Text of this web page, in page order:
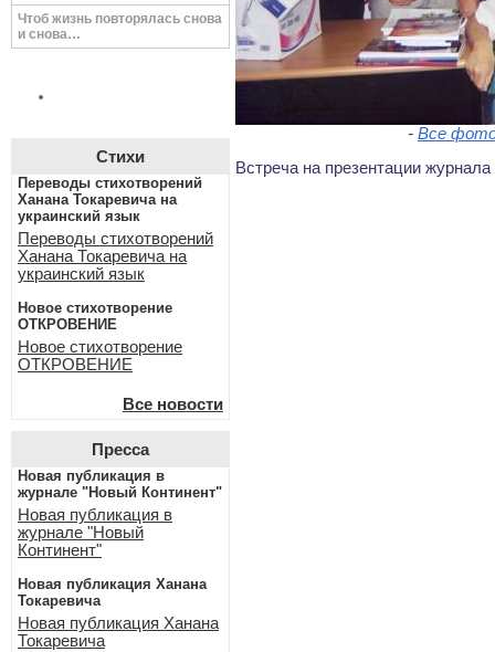
Чтоб жизнь повторялась снова
и снова…
Стихи
Переводы стихотворений
Ханана Токаревича на
украинский язык
Переводы стихотворений
Ханана Токаревича на
украинский язык
Новое стихотворение
ОТКРОВЕНИЕ
Новое стихотворение
ОТКРОВЕНИЕ
Все новости
Пресса
Новая публикация в
журнале "Новый Континент"
Новая публикация в
журнале "Новый
Континент"
Новая публикация Ханана
Токаревича
Новая публикация Ханана
Токаревича
- Все
Встреча на презентации